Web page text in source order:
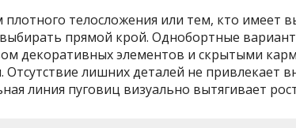
телосложения или тем, кто имеет
прямой крой. Однобортные
декоративных элементов и скрытыми
Отсутствие лишних деталей не привлекает
линия пуговиц визуально вытягивает